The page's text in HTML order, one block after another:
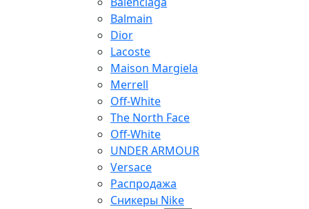
Balmain
Dior
Lacoste
Maison Margiela
Merrell
Off-White
The North Face
Off-White
UNDER ARMOUR
Versace
Распродажа
Сникеры Nike